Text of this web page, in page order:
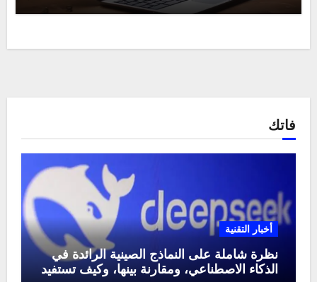
فاتك
أخبار التقنية
نظرة شاملة على النماذج الصينية الرائدة في
الذكاء الاصطناعي، ومقارنة بينها، وكيف تستفيد